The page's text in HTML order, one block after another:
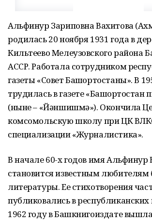
Альфинур Зариповна Вахитова
родилась 20 ноября 1931 года в
Кильтеево Мелеузовского района
АССР. Работала сотрудником
газеты «Совет Башҡортостаны». В
трудилась в газете «Башҡортостан
(ныне – «Йәншишмә»). Окончила
комсомольскую школу при ЦК
специализации «Журналистика».
В начале 60-х годов имя Альфинур
становится известным
литературы. Ее стихотворения
публиковались в республиканских
1962 году в Башкнигоиздате